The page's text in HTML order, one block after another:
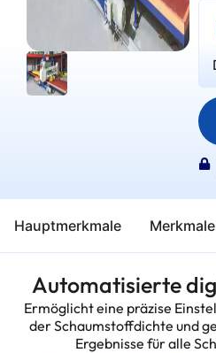
Hauptmerkmale
Automatisierte
Ermöglicht eine präzise
der Schaumstoffdichte und
Ergebnisse für alle